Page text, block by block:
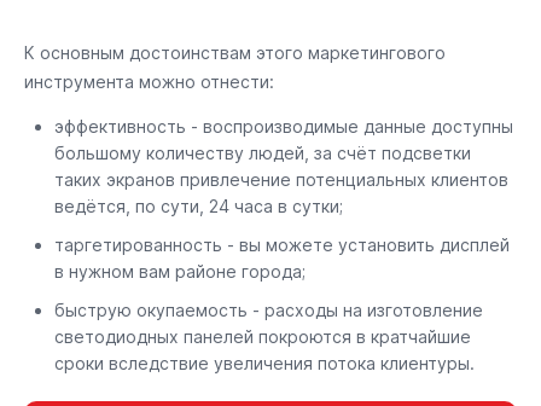
К основным достоинствам этого маркетингового
инструмента можно отнести:
эффективность - воспроизводимые данные доступны
большому количеству людей, за счёт подсветки
таких экранов привлечение потенциальных клиентов
ведётся, по сути, 24 часа в сутки;
таргетированность - вы можете установить дисплей
в нужном вам районе города;
быструю окупаемость - расходы на изготовление
светодиодных панелей покроются в кратчайшие
сроки вследствие увеличения потока клиентуры.